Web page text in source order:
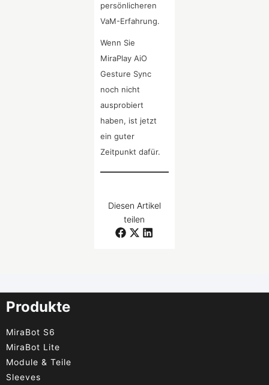
persönlicheren
VaM-Erfahrung.
Wenn Sie
MiraPlay AiO
Gesture Sync
noch nicht
ausprobiert
haben, ist jetzt
ein guter
Zeitpunkt dafür.
Diesen Artikel
teilen
Produkte
MiraBot S6
MiraBot Lite
Module & Teile
Sleeves